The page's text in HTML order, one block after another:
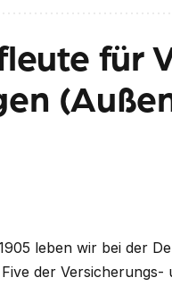
für
leben wir bei der
der